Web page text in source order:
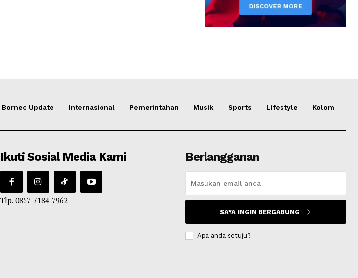
Borneo Update Internasional Pemerintahan Musik Sports Lifestyle Kolom
Ikuti Sosial Media Kami
Tlp. 0857-7184-7962
Berlangganan
SAYA INGIN BERGABUNG
Apa anda setuju?